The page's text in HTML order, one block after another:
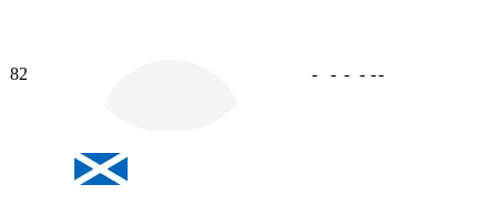
82 - - - - --